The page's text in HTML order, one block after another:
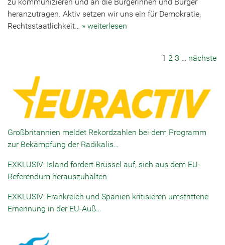
zu kommunizieren und an die Bürgerinnen und Bürger
heranzutragen. Aktiv setzen wir uns ein für Demokratie,
Rechtsstaatlichkeit… » weiterlesen
1 2 3 … nächste
Großbritannien meldet Rekordzahlen bei dem Programm
zur Bekämpfung der Radikalis…
EXKLUSIV: Island fordert Brüssel auf, sich aus dem EU-
Referendum herauszuhalten
EXKLUSIV: Frankreich und Spanien kritisieren umstrittene
Ernennung in der EU-Auß…